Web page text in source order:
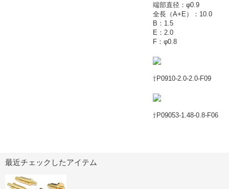
端部直径：φ0.9
全長（A+E）：10.0
B：1.5
E：2.0
F：φ0.8
⇧P0910-2.0-2.0-F09
⇧P09053-1.48-0.8-F06
最近チェックしたアイテム